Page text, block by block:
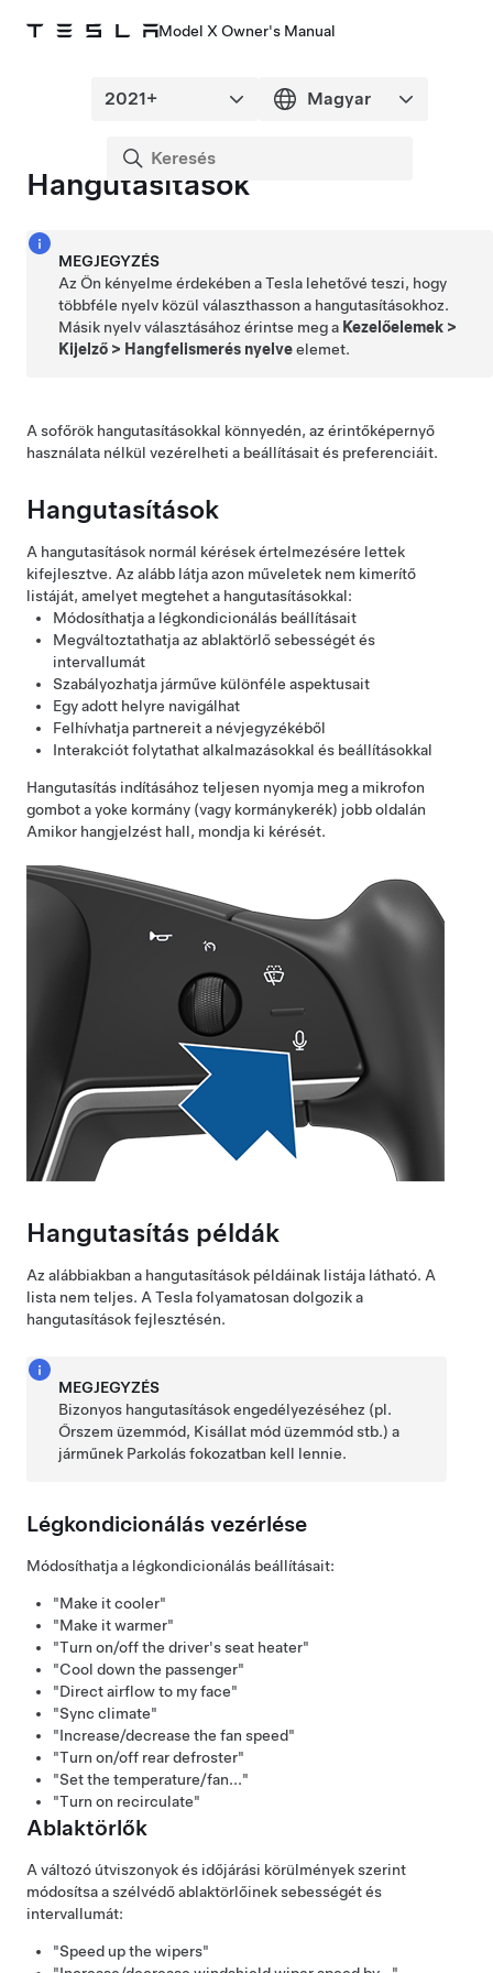
Model X Owner's Manual
Hangutasítások
MEGJEGYZÉS
Az Ön kényelme érdekében a Tesla lehetővé teszi, hogy
többféle nyelv közül választhasson a hangutasításokhoz.
Másik nyelv választásához érintse meg a Kezelőelemek >
Kijelző > Hangfelismerés nyelveelemet.
A sofőrök hangutasításokkal könnyedén, az érintőképernyő
használata nélkül vezérelheti a beállításait és preferenciáit.
Hangutasítások
A hangutasítások normál kérések értelmezésére lettek
kifejlesztve. Az alább látja azon műveletek nem kimerítő
listáját, amelyet megtehet a hangutasításokkal:
Módosíthatja a légkondicionálás beállításait
Megváltoztathatja az ablaktörlő sebességét és
intervallumát
Szabályozhatja járműve különféle aspektusait
Egy adott helyre navigálhat
Felhívhatja partnereit a névjegyzékéből
Interakciót folytathat alkalmazásokkal és beállításokkal
Hangutasítás indításához teljesen nyomja meg a mikrofon
gombot ayoke kormány (vagy kormánykerék) jobb oldalán
Amikor hangjelzést hall, mondja ki kérését.
Hangutasítás példák
Az alábbiakban a hangutasítások példáinak listája látható. A
lista nem teljes. A Tesla folyamatosan dolgozik a
hangutasítások fejlesztésén.
MEGJEGYZÉS
Bizonyos hangutasítások engedélyezéséhez (pl.
Őrszem üzemmód, Kisállat mód üzemmód stb.) a
járműnek Parkolás fokozatban kell lennie.
Légkondicionálás vezérlése
Módosíthatja a légkondicionálás beállításait:
"Make it cooler"
"Make it warmer"
"Turn on/off the driver's seat heater"
"Cool down the passenger"
"Direct airflow to my face"
"Sync climate"
"Increase/decrease the fan speed"
"Turn on/off rear defroster"
"Set the temperature/fan..."
"Turn on recirculate"
Ablaktörlők
A változó útviszonyok és időjárási körülmények szerint
módosítsa a szélvédő ablaktörlőinek sebességét és
intervallumát:
"Speed up the wipers"